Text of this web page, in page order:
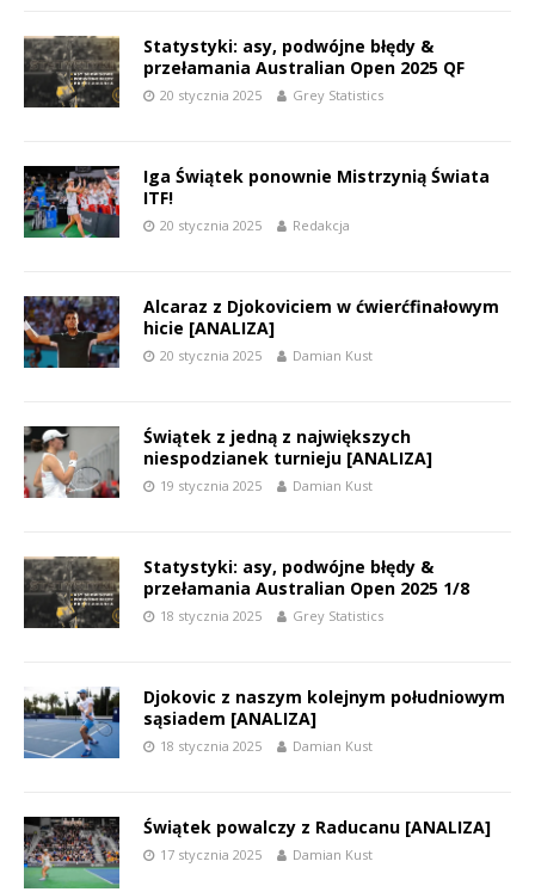
Statystyki: asy, podwójne błędy &
przełamania Australian Open 2025 QF
20 stycznia 2025 Grey Statistics
Iga Świątek ponownie Mistrzynią Świata
ITF!
20 stycznia 2025 Redakcja
Alcaraz z Djokoviciem w ćwierćfinałowym
hicie [ANALIZA]
20 stycznia 2025 Damian Kust
Świątek z jedną z największych
niespodzianek turnieju [ANALIZA]
19 stycznia 2025 Damian Kust
Statystyki: asy, podwójne błędy &
przełamania Australian Open 2025 1/8
18 stycznia 2025 Grey Statistics
Djokovic z naszym kolejnym południowym
sąsiadem [ANALIZA]
18 stycznia 2025 Damian Kust
Świątek powalczy z Raducanu [ANALIZA]
17 stycznia 2025 Damian Kust